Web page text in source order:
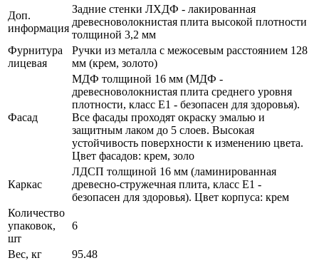
Доп.
информация
Задние стенки ЛХДФ - лакированная
древесноволокнистая плита высокой плотности
толщиной 3,2 мм
Фурнитура
лицевая
Ручки из металла с межосевым расстоянием 128
мм (крем, золото)
Фасад
МДФ толщиной 16 мм (МДФ -
древесноволокнистая плита среднего уровня
плотности, класс E1 - безопасен для здоровья).
Все фасады проходят окраску эмалью и
защитным лаком до 5 слоев. Высокая
устойчивость поверхности к изменению цвета.
Цвет фасадов: крем, золо
Каркас
ЛДСП толщиной 16 мм (ламинированная
древесно-стружечная плита, класс E1 -
безопасен для здоровья). Цвет корпуса: крем
Количество
упаковок,
шт
6
Вес, кг
95.48